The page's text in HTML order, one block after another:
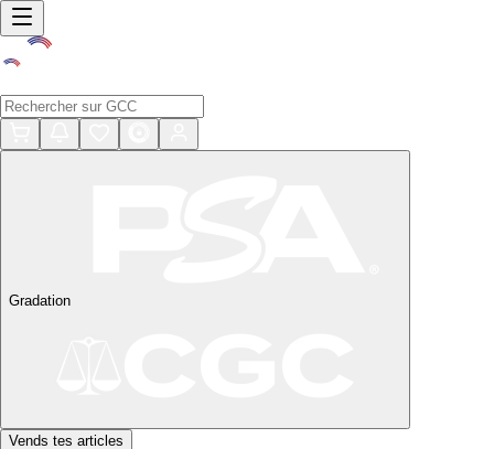
Gradation
Vends tes articles